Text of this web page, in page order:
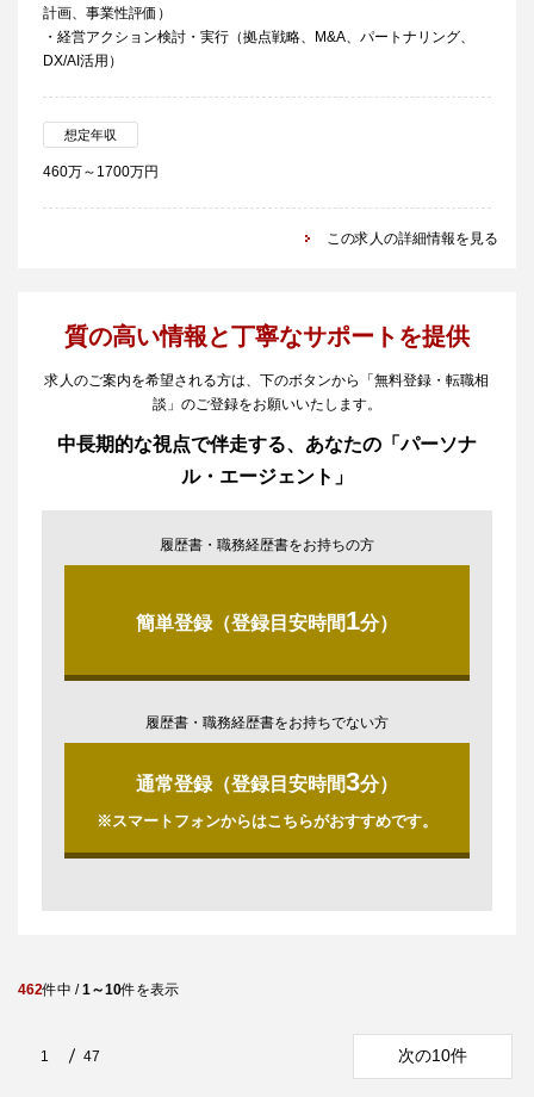
計画、事業性評価）
・経営アクション検討・実行（拠点戦略、M&A、パートナリング、
DX/AI活用）
想定年収
460万～1700万円
この求人の詳細情報を見る
質の高い情報と丁寧なサポートを提供
求人のご案内を希望される方は、下のボタンから「無料登録・転職相
談」のご登録をお願いいたします。
中長期的な視点で伴走する、あなたの「パーソナ
ル・エージェント」
履歴書・職務経歴書をお持ちの方
簡単登録（登録目安時間1分）
履歴書・職務経歴書をお持ちでない方
通常登録（登録目安時間3分）
※スマートフォンからはこちらがおすすめです。
462件中 /1～10件を表示
1 47 次の10件